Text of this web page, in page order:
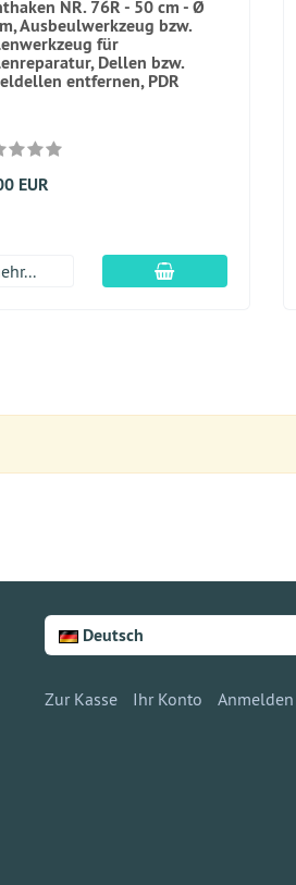
NR. 76R - 50 cm - Ø
Ausbeulwerkzeug bzw.
für
Dellen bzw.
entfernen, PDR
EUR
In den Warenkorb
Deutsch
Zur Kasse Ihr Konto Anmelden